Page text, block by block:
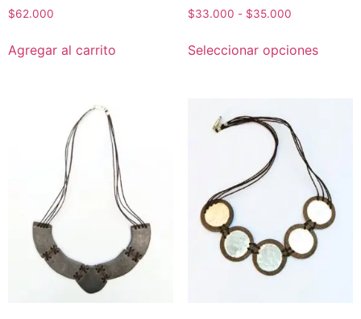
$62.000
Agregar al carrito
$33.000 - $35.000
Seleccionar opciones